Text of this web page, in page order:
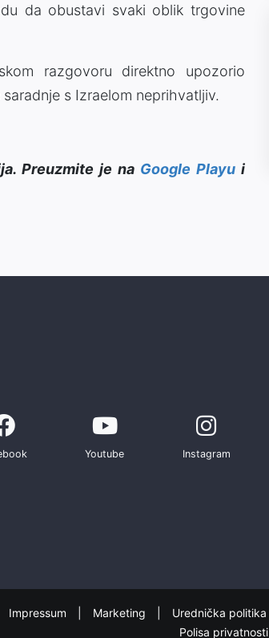
da obustavi svaki oblik trgovine
razgovoru direktno upozorio
s Izraelom neprihvatljiv.
Preuzmite je na Google Playui
Youtube Instagram
Impressum Marketing Urednička politika
Polisa privatnosti